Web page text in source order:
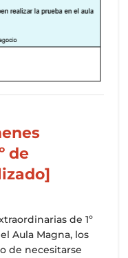
de
de 1º
Aula Magna, los
de necesitarse